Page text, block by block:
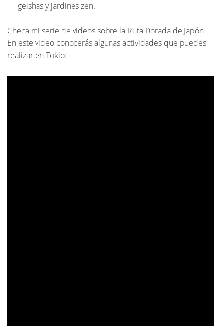
geishas y jardines zen.
Checa mi serie de videos sobre la Ruta Dorada de Japón.
En este video conocerás algunas actividades que puedes
realizar en Tokio: